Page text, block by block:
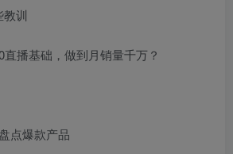
训
播基础，做到月销量千万？
点爆款产品